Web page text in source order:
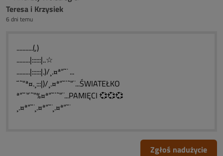
Teresa i Krzysiek
6 dni temu
...........(,)
.........|::::::|..☆
.........|::::::|.)/¸.¤ª“˜¨ ...
¯¨˜“ª¤.¸:::|)/¸.¤ª“˜¨¨˜“¨...ŚWIATEŁKO
ª“˜¨“¨˜“%¤ª“˜¨¨˜“¨...PAMIĘCI 💞💞💞
¸.¤ª“˜¨¸.¤ª“˜¨¸.¤ª“˜¨
Zgłoś nadużycie